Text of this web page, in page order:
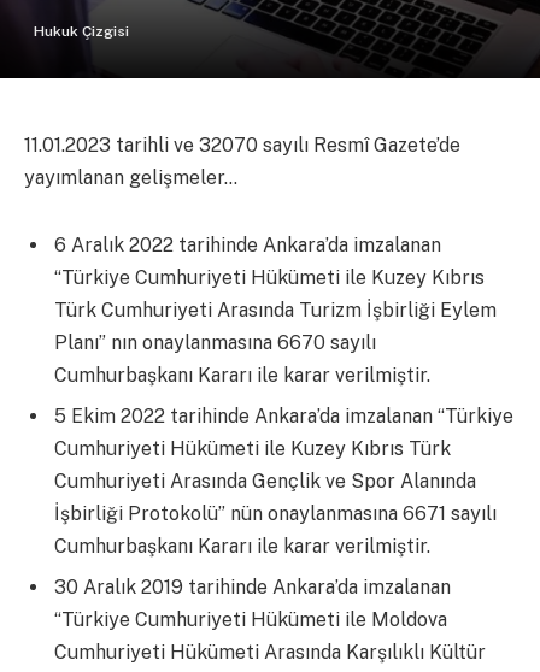
Hukuk Çizgisi
11.01.2023 tarihli ve 32070 sayılı Resmî Gazete’de
yayımlanan gelişmeler…
6 Aralık 2022 tarihinde Ankara’da imzalanan
“Türkiye Cumhuriyeti Hükümeti ile Kuzey Kıbrıs
Türk Cumhuriyeti Arasında Turizm İşbirliği Eylem
Planı” nın onaylanmasına 6670 sayılı
Cumhurbaşkanı Kararı ile karar verilmiştir.
5 Ekim 2022 tarihinde Ankara’da imzalanan “Türkiye
Cumhuriyeti Hükümeti ile Kuzey Kıbrıs Türk
Cumhuriyeti Arasında Gençlik ve Spor Alanında
İşbirliği Protokolü” nün onaylanmasına 6671 sayılı
Cumhurbaşkanı Kararı ile karar verilmiştir.
30 Aralık 2019 tarihinde Ankara’da imzalanan
“Türkiye Cumhuriyeti Hükümeti ile Moldova
Cumhuriyeti Hükümeti Arasında Karşılıklı Kültür